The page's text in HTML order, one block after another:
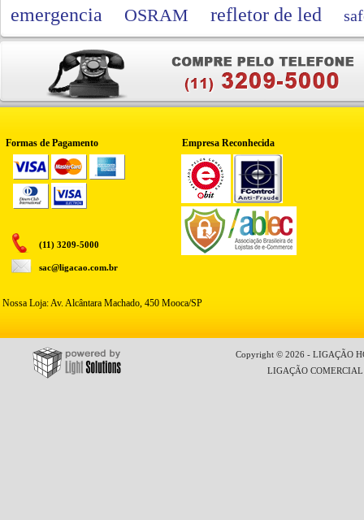
emergencia OSRAM refletor de led
Formas de Pagamento Empresa Reconhecida
(11) 3209-5000
sac@ligacao.com.br
Nossa Loja: Av. Alcântara Machado, 450 Mooca/SP
Copyright © 2026 - LIGAÇÃO
LIGAÇÃO